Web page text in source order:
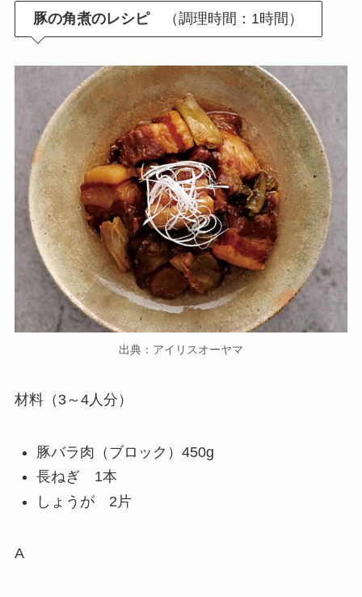
豚の角煮のレシピ（調理時間：1時間）
出典：アイリスオーヤマ
材料（3～4人分）
豚バラ肉（ブロック）450g
長ねぎ 1本
しょうが 2片
A